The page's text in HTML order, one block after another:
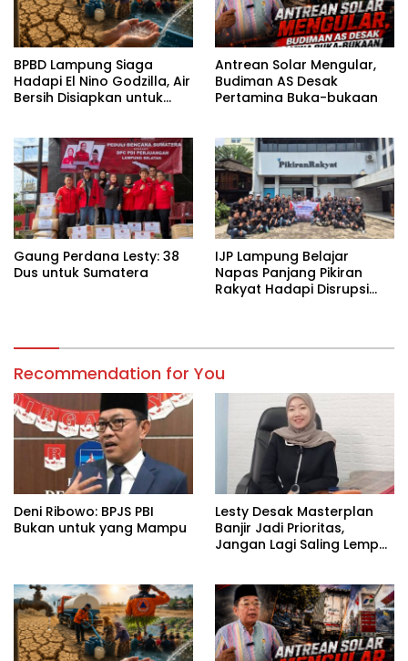
BPBD Lampung Siaga
Hadapi El Nino Godzilla, Air
Bersih Disiapkan untuk
Antrean Solar Mengular,
Budiman AS Desak
Pertamina Buka-bukaan
Gaung Perdana Lesty: 38
Dus untuk Sumatera
IJP Lampung Belajar
Napas Panjang Pikiran
Rakyat Hadapi Disrupsi
Recommendation for You
Deni Ribowo: BPJS PBI
Bukan untuk yang Mampu
Lesty Desak Masterplan
Banjir Jadi Prioritas,
Jangan Lagi Saling Lempar